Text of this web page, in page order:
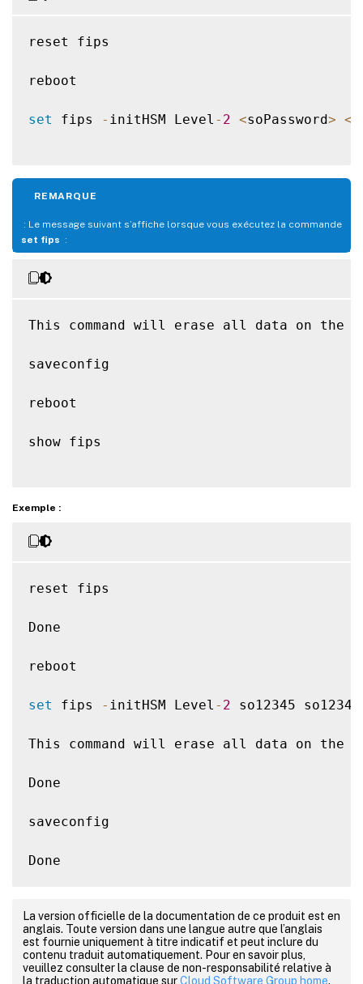
reset fips
reboot
set fips - initHSM Level - 2 <soPassword> <
REMARQUE
: Le message suivant s’affiche lorsque vous exécutez la commande
set fips :
This command will erase all data on the
saveconfig
reboot
show fips
Exemple :
reset fips
Done
reboot
set fips - initHSM Level - 2 so12345
This command will erase all data on the
Done
saveconfig
Done
show fips
FIPS HSM Info:
La version officielle de la documentation de ce produit est en
anglais. Toute version dans une langue autre que l’anglais
est fournie uniquement à titre indicatif et peut inclure du
contenu traduit automatiquement. Pour en savoir plus,
veuillez consulter la clause de non-responsabilité relative à
la traduction automatique surCloud Software Group home.